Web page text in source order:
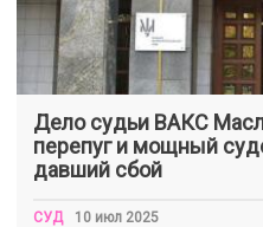
Дело судьи ВАКС
перепуг и мощный
давший сбой
СУД 10 июл 2025